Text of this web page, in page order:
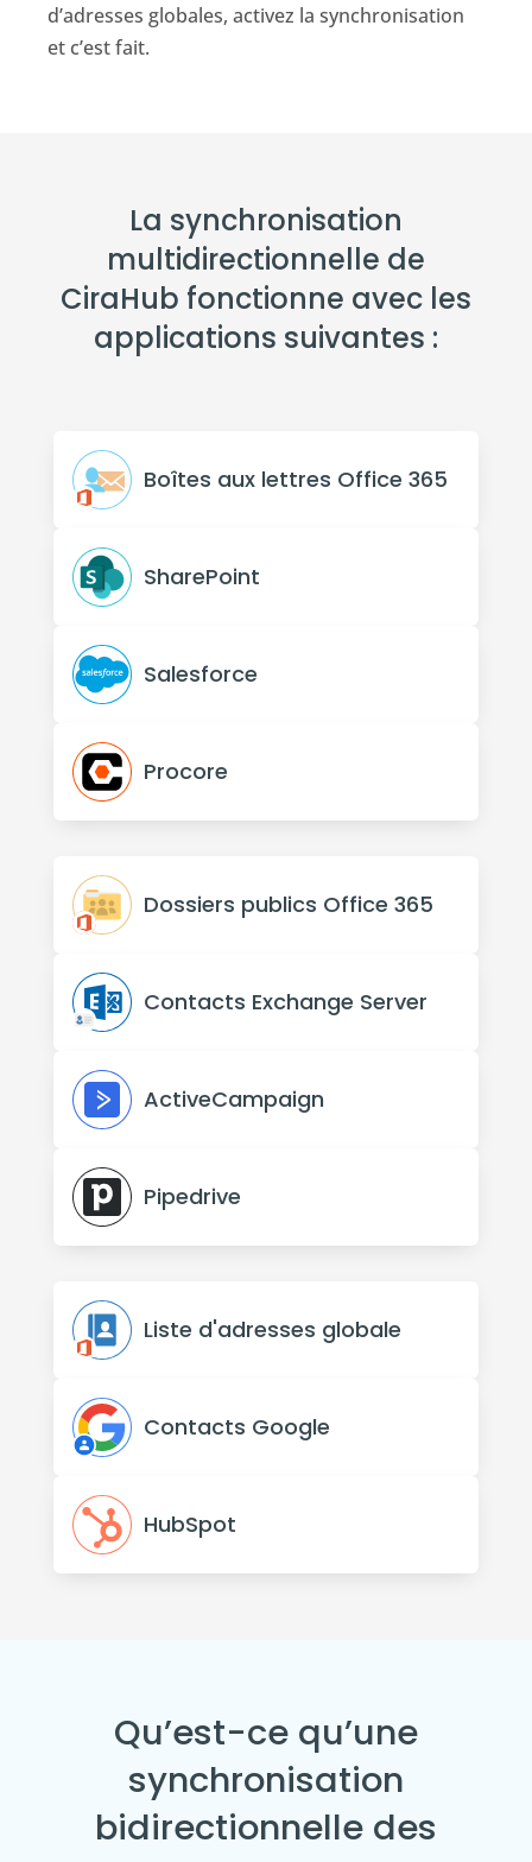
d’adresses globales, activez la synchronisation
et c’est fait.
La synchronisation
multidirectionnelle de
CiraHub fonctionne avec les
applications suivantes :
Boîtes aux lettres Office 365
SharePoint
Salesforce
Procore
Dossiers publics Office 365
Contacts Exchange Server
ActiveCampaign
Pipedrive
Liste d'adresses globale
Contacts Google
HubSpot
Qu’est-ce qu’une
synchronisation
bidirectionnelle des